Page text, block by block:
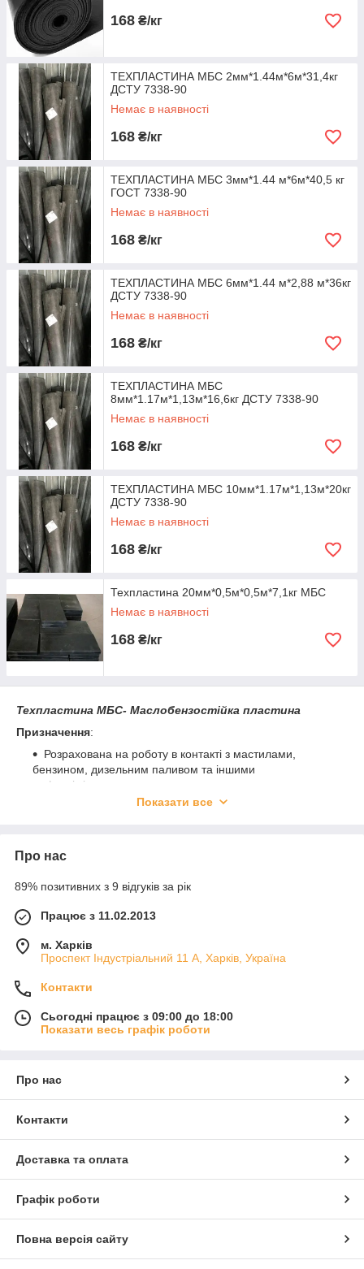
168 ₴/кг
ТЕХПЛАСТИНА МБС 2мм*1.44м*6м*31,4кг
ДСТУ 7338-90
Немає в наявності
168 ₴/кг
ТЕХПЛАСТИНА МБС 3мм*1.44 м*6м*40,5 кг
ГОСТ 7338-90
Немає в наявності
168 ₴/кг
ТЕХПЛАСТИНА МБС 6мм*1.44 м*2,88 м*36кг
ДСТУ 7338-90
Немає в наявності
168 ₴/кг
ТЕХПЛАСТИНА МБС
8мм*1.17м*1,13м*16,6кг ДСТУ 7338-90
Немає в наявності
168 ₴/кг
ТЕХПЛАСТИНА МБС 10мм*1.17м*1,13м*20кг
ДСТУ 7338-90
Немає в наявності
168 ₴/кг
Техпластина 20мм*0,5м*0,5м*7,1кг МБС
Немає в наявності
168 ₴/кг
Техпластина МБС- Маслобензостійка пластина
Призначення:
Розрахована на роботу в контакті з мастилами,
бензином, дизельним паливом та іншими
нафтохімічними речовинами.
Ідеальна для виготовлення ущільнень, прокладок у
Основні властивості:
Температурний режим: від -30°C до +80°C
Гарна зносостійкість
Помірна еластичність
Автомобільна промисловість
Паливні та мастильні системи
Сільське господарство
Формати поставки:
Розміри листів: стандартно 500×500 мм, 1000×1000
мм
Товщина: від 2мм до 40мм (можливе виготовлення
Переваги використання МБС пластин:
Висока довговічність
Економічна ефективність
Широкий спектр застосування
Показати все
Про нас
89% позитивних з 9 відгуків за рік
Працює з 11.02.2013
м. Харків
Проспект Індустріальний 11 А, Харків, Україна
Контакти
Сьогодні працює з 09:00 до 18:00
Показати весь графік роботи
Про нас
Контакти
Доставка та оплата
Графік роботи
Повна версія сайту